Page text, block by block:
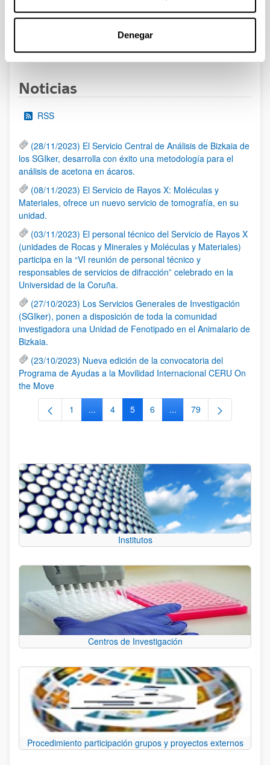
Denegar
Páginas intermedias Use
Noticias
RSS
(28/11/2023) El Servicio Central de Análisis de Bizkaia de
los SGIker, desarrolla con éxito una metodología para el
análisis de acetona en ácaros.
(08/11/2023) El Servicio de Rayos X: Moléculas y
Materiales, ofrece un nuevo servicio de tomografía, en su
unidad.
(03/11/2023) El personal técnico del Servicio de Rayos X
(unidades de Rocas y Minerales y Moléculas y Materiales)
participa en la “VI reunión de personal técnico y
responsables de servicios de difracción” celebrado en la
Universidad de la Coruña.
(27/10/2023) Los Servicios Generales de Investigación
(SGIker), ponen a disposición de toda la comunidad
investigadora una Unidad de Fenotipado en el Animalario de
Bizkaia.
(23/10/2023) Nueva edición de la convocatoria del
Programa de Ayudas a la Movilidad Internacional CERU On
the Move
Página
1 ...Páginas intermedias Use TAB para
Página
4 Página
5 Página
6 ...Páginas intermedias
Página
79
Institutos
Centros de Investigación
Procedimiento participación grupos y proyectos externos